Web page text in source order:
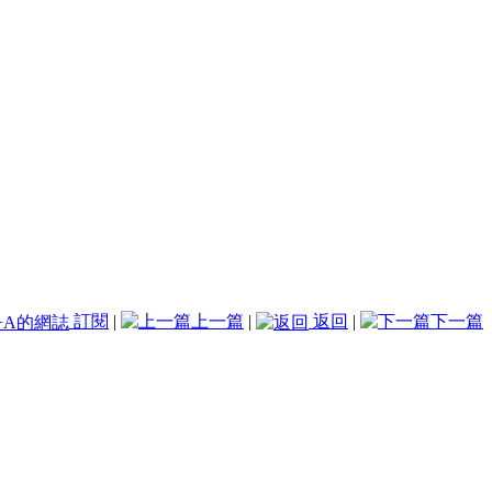
訂閱 | 上一篇 | 返回 | 下一篇